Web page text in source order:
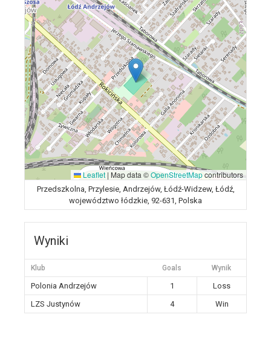
Leaflet | Map data ©OpenStreetMapcontributors
Przedszkolna, Przylesie, Andrzejów, Łódź-Widzew, Łódź,
województwo łódzkie, 92-631, Polska
Wyniki
Klub Goals Wynik
Polonia Andrzejów 1
Loss
LZS Justynów
4 Win